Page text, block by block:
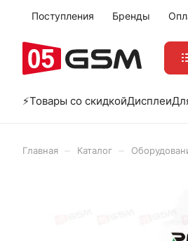
Поступления Бренды
⚡️Товары со скидкойДисплеи
Главная Каталог